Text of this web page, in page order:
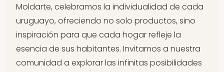
Moldarte, celebramos la individualidad de cada
uruguayo, ofreciendo no solo productos, sino
inspiración para que cada hogar refleje la
esencia de sus habitantes. Invitamos a nuestra
comunidad a explorar las infinitas posibilidades